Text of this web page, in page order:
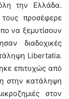
την Ελλάδα.
προσέφερε
να ξεμυτίσουν
διαδοχικές
Libertatia.
επιτυχώς από
στην κατάληψη
στον